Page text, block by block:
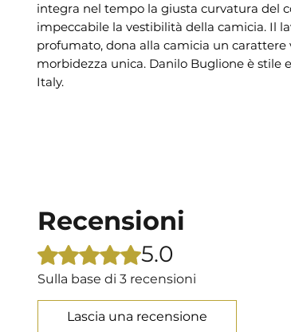
integra nel tempo la giusta curvatura del
impeccabile la vestibilità della camicia. Il
profumato, dona alla camicia un carattere
morbidezza unica. Danilo Buglione è stile
Italy.
Recensioni
Valutazione 5 stelle su 5.
5.0
Sulla base di 3 recensioni
Lascia una recensione